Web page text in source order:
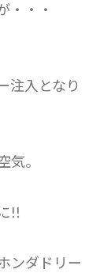
・・・
注入となり
気。
!!
ンダドリー